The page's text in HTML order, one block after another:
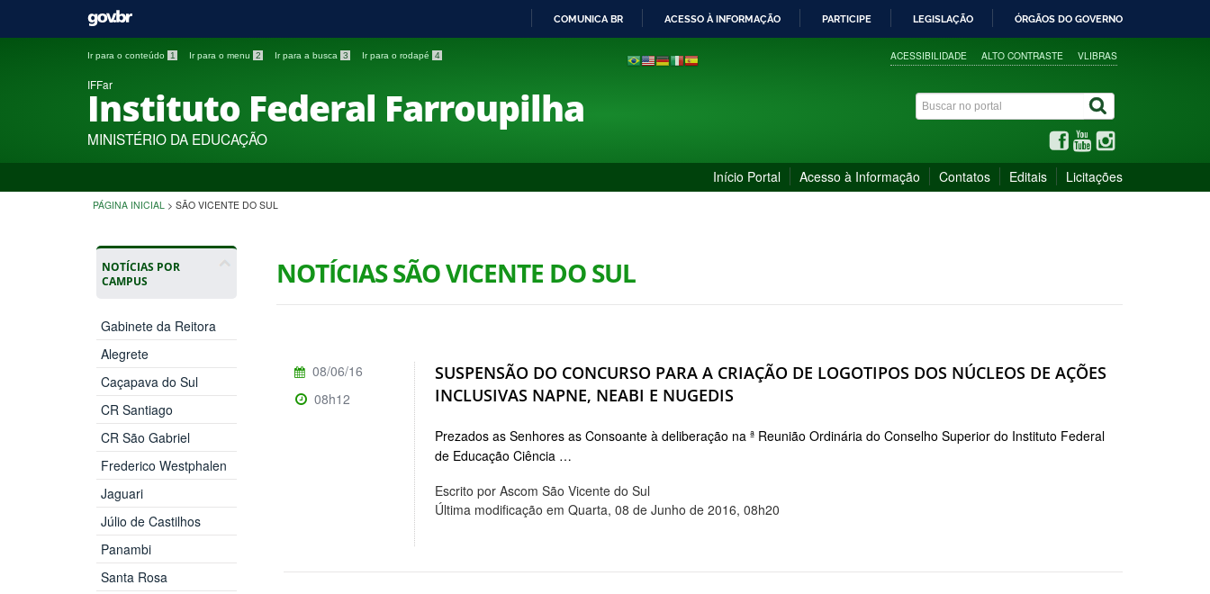
PARA
COMUNICA BR ACESSO À INFORMAÇÃO PARTICIPE LEGISLAÇÃO ÓRGÃOS DO GOVERNO
Ir para o conteúdo 1 Ir para o menu 2 Ir para a busca 3 Ir para o rodapé 4 ACESSIBILIDADE ALTO CONTRASTE VLIBRAS
IFFar
Instituto Federal Farroupilha
MINISTÉRIO DA EDUCAÇÃO
Início Portal Acesso à Informação Contatos Editais Licitações
PÁGINA INICIAL > SÃO VICENTE DO SUL
NOTÍCIAS POR
CAMPUS
Gabinete da Reitora
Alegrete
Caçapava do Sul
CR Santiago
CR São Gabriel
Frederico Westphalen
Jaguari
Júlio de Castilhos
Panambi
Santa Rosa
NOTÍCIAS SÃO VICENTE DO SUL
SUSPENSÃO DO CONCURSO PARA A CRIAÇÃO DE LOGOTIPOS DOS NÚCLEOS DE AÇÕES
INCLUSIVAS NAPNE, NEABI E NUGEDIS
Prezados as Senhores as Consoante à deliberação na ª Reunião Ordinária do Conselho Superior do Instituto Federal
de Educação Ciência …
Escrito por Ascom São Vicente do Sul
Última modificação em Quarta, 08 de Junho de 2016, 08h20
08/06/16
08h12